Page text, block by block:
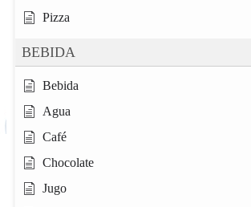
Pizza
BEBIDA
Bebida
Agua
Café
Chocolate
Jugo